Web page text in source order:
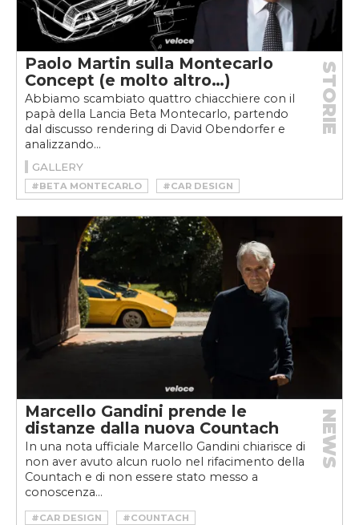
Paolo Martin sulla Montecarlo
Concept (e molto altro…)
Abbiamo scambiato quattro chiacchiere con il
papà della Lancia Beta Montecarlo, partendo
dal discusso rendering di David Obendorfer e
analizzando...
STORIE
GALLERY
#BETA MONTECARLO
#CAR DESIGN
#CONCEPT
#LANCIA BETA MONTECARLO
#LANCIA MONTECARLO
#MONTECARLO CONCEPT
#PAOLO MARTIN
#PAOLO MARTIN INTERVISTA
#PAOLO MARTIN LANCIA BETA MONTECARLO
#RENDERING
Marcello Gandini prende le
distanze dalla nuova Countach
In una nota ufficiale Marcello Gandini chiarisce di
non aver avuto alcun ruolo nel rifacimento della
Countach e di non essere stato messo a
conoscenza...
NEWS
#CAR DESIGN
#COUNTACH